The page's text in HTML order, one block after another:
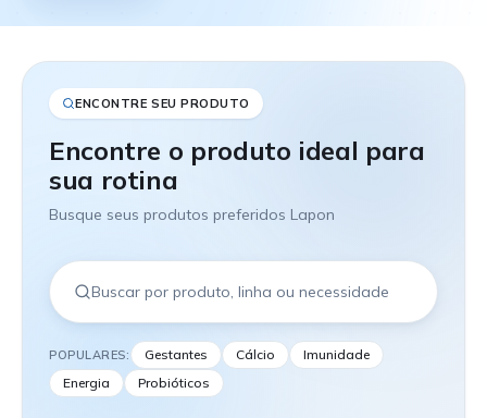
ENCONTRE SEU PRODUTO
Encontre o produto ideal para
sua rotina
Busque seus produtos preferidos Lapon
POPULARES: Gestantes Cálcio
Imunidade
Energia
Probióticos